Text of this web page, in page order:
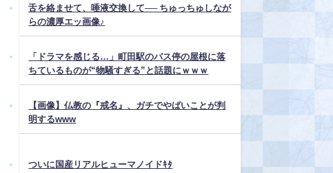
舌を絡ませて、唾液交換して── ちゅっちゅしなが
らの濃厚エッ画像♪
「ドラマを感じる…」町田駅のバス停の屋根に落
ちているものが“物騒すぎる”と話題にｗｗｗ
【画像】仏教の『戒名』、ガチでやばいことが判
明するwww
ついに国産リアルヒューマノイドｷﾀ